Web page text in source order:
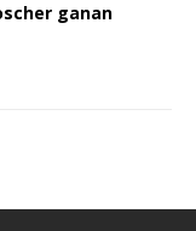
ganan